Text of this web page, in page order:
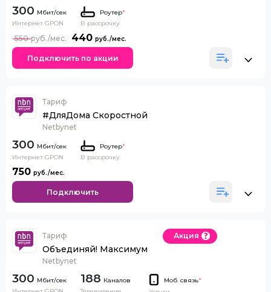
300
Интернет GPON
Роутер*
В рассрочку
440
550
Подключить по акции
Тариф
#ДляДома Скоростной
Netbynet
300
Интернет GPON
Роутер*
В рассрочку
750
Подключить
Тариф
Объединяй! Максимум
Netbynet
Акция
300 188 Каналов
Моб. связь*